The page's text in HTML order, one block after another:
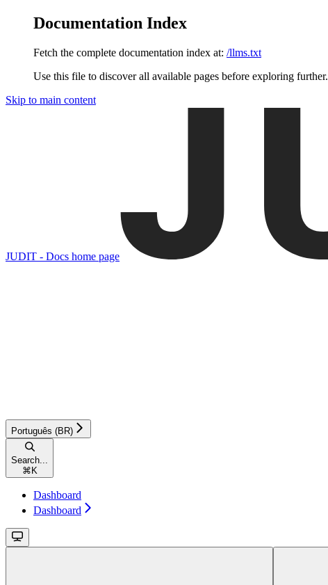
Documentation Index
Fetch the complete documentation index at: /llms.txt
Use this file to discover all available pages before exploring further.
Skip to main content
JUDIT - Docs home page
Português (BR)
Search...
⌘ K
Dashboard
Dashboard